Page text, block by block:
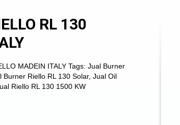
RL 130
MADEIN ITALY Tags:Jual Burner
Burner Riello RL 130 Solar,Jual Oil
Riello RL 130 1500 KW